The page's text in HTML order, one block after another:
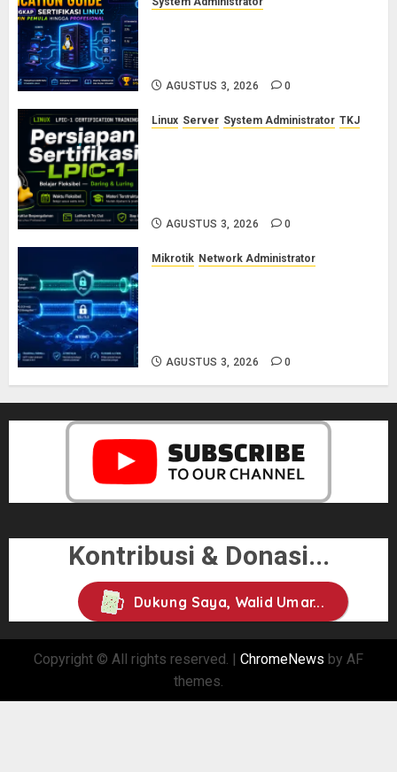
AGUSTUS 3, 2026 0
Linux Server System Administrator TKJ
AGUSTUS 3, 2026 0
Mikrotik Network Administrator
AGUSTUS 3, 2026 0
Kontribusi & Donasi...
Dukung Saya, Walid Umar...
Copyright © All rights reserved. | ChromeNews by AF
themes.